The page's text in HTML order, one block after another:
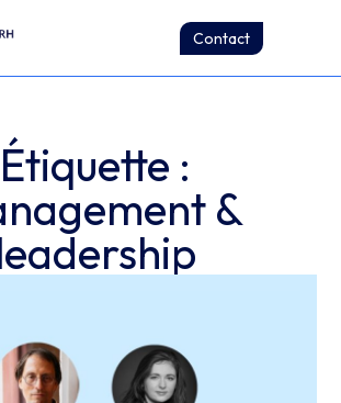
Contact
Étiquette :
&